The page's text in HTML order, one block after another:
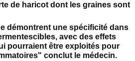
de haricot dont les graines sont
démontrent une spécificité dans
avec des effets
pourraient être exploités pour
conclut le médecin.